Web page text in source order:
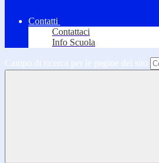
Contatti
Contattaci
Info Scuola
Campo di ricerca per le pagine del sito